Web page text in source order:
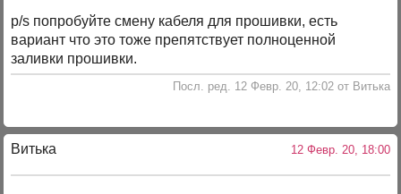
p/s попробуйте смену кабеля для прошивки, есть
вариант что это тоже препятствует полноценной
заливки прошивки.
Посл. ред. 12 Февр. 20, 12:02 от Витька
Витька 12 Февр. 20, 18:00